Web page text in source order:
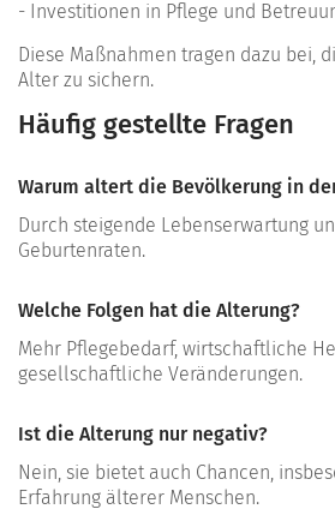
- Investitionen in Pflege und
Diese Maßnahmen tragen dazu bei,
Alter zu sichern.
Häufig gestellte Fragen
Warum altert die Bevölkerung in
Durch steigende Lebenserwartung
Geburtenraten.
Welche Folgen hat die Alterung?
Mehr Pflegebedarf, wirtschaftliche
gesellschaftliche Veränderungen.
Ist die Alterung nur negativ?
Nein, sie bietet auch Chancen,
Erfahrung älterer Menschen.